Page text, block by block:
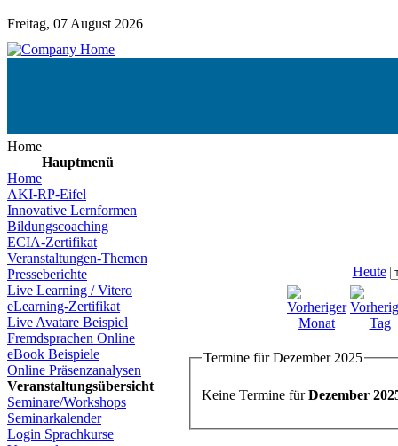
Freitag, 07 August 2026
Home
Hauptmenü
Home
AKI-RP-Eifel
Innovative Lernformen
Bildungscoaching
ECIA-Zertifikat
Veranstaltungen-Themen
Presseberichte
Live Learning / Vitero
eLearning-Zertifikat
Live Avatare Beispiel
Fremdsprachen Online
eBook Beispiele
Online Präsenzanalysen
Veranstaltungsübersicht
Seminare/Workshops
Seminarkalender
Login Sprachkurse
Heute
Termine für Dezember 2025
Keine Termine fürDezember